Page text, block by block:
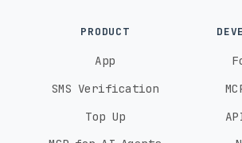
PRODUCT
App
SMS Verification
Top Up